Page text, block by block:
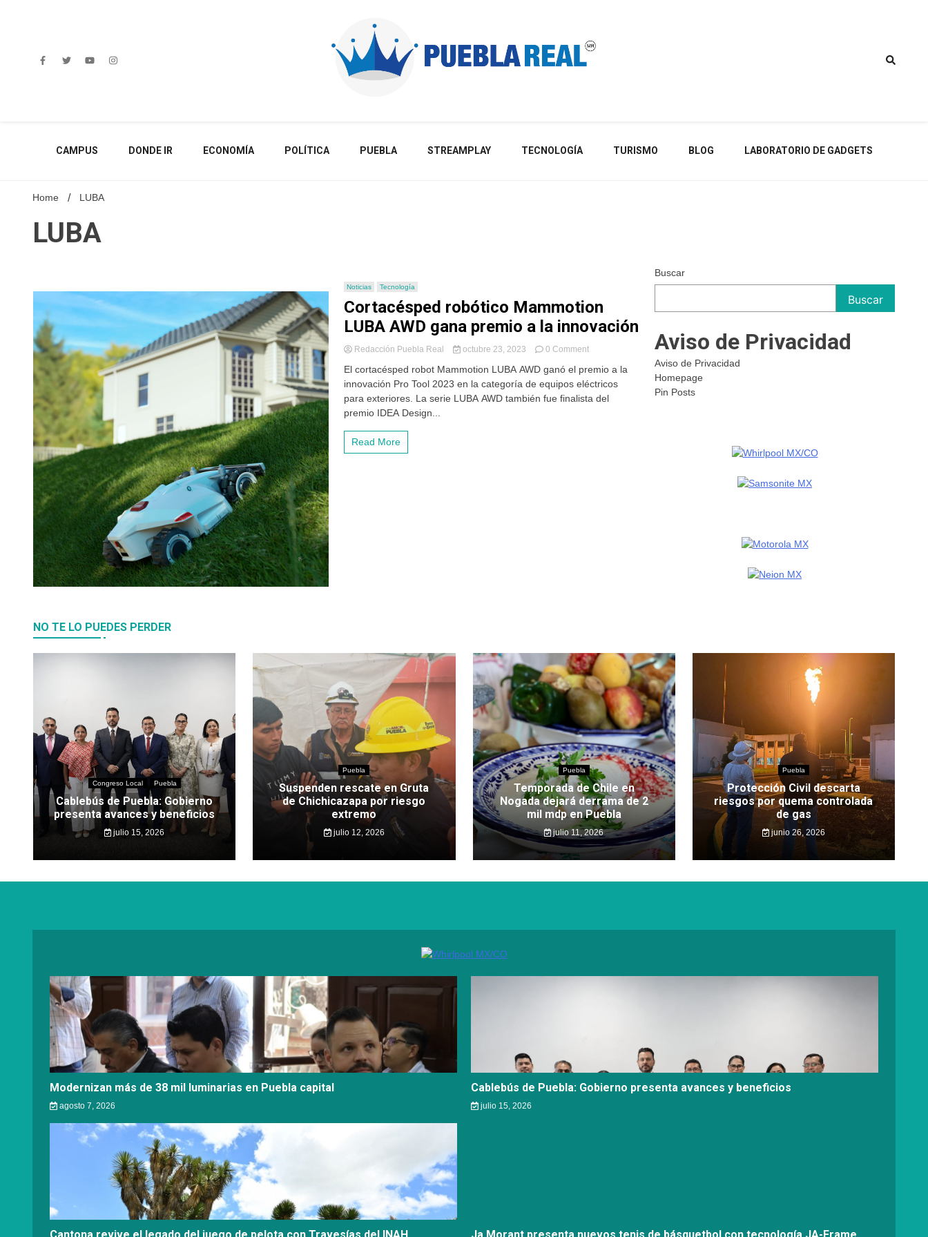
CAMPUS DONDE IR ECONOMÍA POLÍTICA PUEBLA STREAMPLAY TECNOLOGÍA TURISMO BLOG LABORATORIO DE GADGETS
Home LUBA
LUBA
Noticias Tecnología
Cortacésped robótico Mammotion
LUBA AWD gana premio a la innovación
Redacción Puebla Real octubre 23, 2023 0 Commenton
robótico
Mammotion
LUBA
El cortacésped robot Mammotion LUBA AWD ganó el premio a la
innovación Pro Tool 2023 en la categoría de equipos eléctricos
para exteriores. La serie LUBA AWD también fue finalista del
premio IDEA Design...
Read More
Buscar
Buscar
Aviso de Privacidad
Aviso de Privacidad
Homepage
Pin Posts
NO TE LO PUEDES PERDER
Congreso Local Puebla
Cablebús de Puebla: Gobierno
presenta avances y beneficios
julio 15, 2026
Puebla
Suspenden rescate en Gruta
de Chichicazapa por riesgo
extremo
julio 12, 2026
Puebla
Temporada de Chile en
Nogada dejará derrama de 2
mil mdp en Puebla
julio 11, 2026
Puebla
Protección Civil descarta
riesgos por quema controlada
de gas
junio 26, 2026
Modernizan más de 38 mil luminarias en Puebla capital
agosto 7, 2026
Cablebús de Puebla: Gobierno presenta avances y beneficios
julio 15, 2026